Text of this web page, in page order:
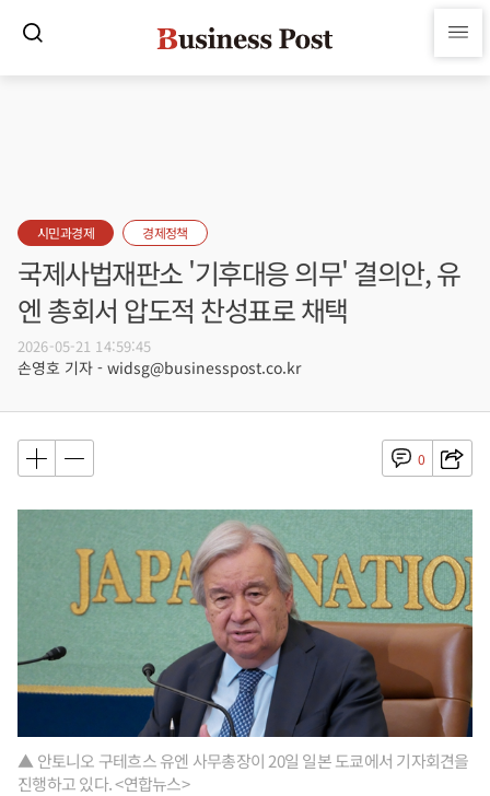
시민과경제 경제정책
국제사법재판소 '기후대응 의무' 결의안, 유
엔 총회서 압도적 찬성표로 채택
2026-05-21 14:59:45
손영호 기자 - widsg@businesspost.co.kr
0
▲ 안토니오 구테흐스 유엔 사무총장이 20일 일본 도쿄에서 기자회견을
진행하고 있다. <연합뉴스>